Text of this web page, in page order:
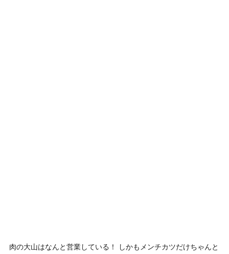
肉の大山はなんと営業している！ しかもメンチカツだけちゃんと